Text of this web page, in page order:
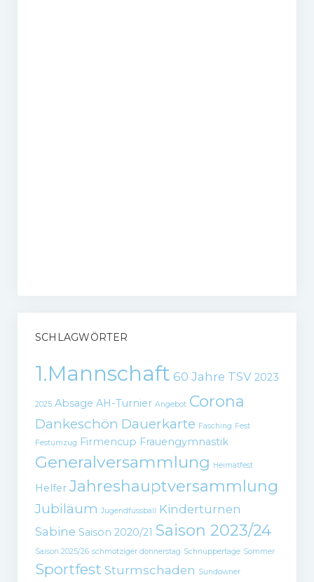
SCHLAGWÖRTER
1.Mannschaft 60 Jahre TSV 2023
2025 Absage AH-Turnier Angebot Corona
Dankeschön Dauerkarte Fasching Fest
Festumzug
Firmencup Frauengymnastik
Generalversammlung Heimatfest
Helfer Jahreshauptversammlung
Jubiläum Jugendfussball
Kinderturnen
Sabine Saison 2020/21 Saison 2023/24
Saison 2025/26 schmotziger donnerstag Schnuppertage Sommer
Sportfest Sturmschaden Sundowner